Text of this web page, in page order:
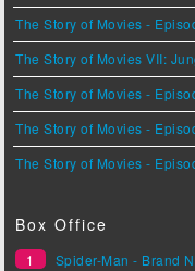
The Story of Movies -
The Story of Movies VII:
The Story of Movies -
The Story of Movies -
The Story of Movies -
Box Office
1
Spider-Man - Brand